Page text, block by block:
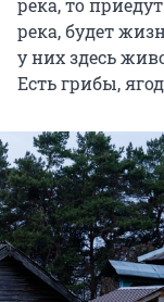
река, то
река, будет
у них здесь
Есть грибы,